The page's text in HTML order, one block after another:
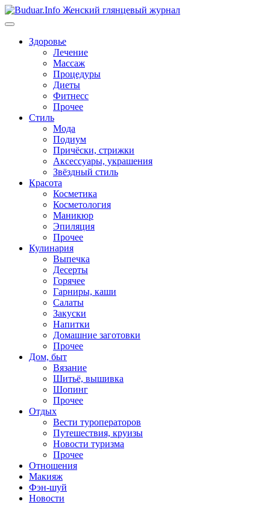
Перейти
к
Здоровье
Лечение
Массаж
Процедуры
Диеты
Фитнесс
Прочее
Стиль
Мода
Подиум
Причёски, стрижки
Аксессуары, украшения
Звёздный стиль
Красота
Косметика
Косметология
Маникюр
Эпиляция
Прочее
Кулинария
Выпечка
Десерты
Горячее
Гарниры, каши
Салаты
Закуски
Напитки
Домашние заготовки
Прочее
Дом, быт
Вязание
Шитьё, вышивка
Шопинг
Прочее
Отдых
Вести туроператоров
Путешествия, круизы
Новости туризма
Прочее
Отношения
Макияж
Фэн-шуй
Новости